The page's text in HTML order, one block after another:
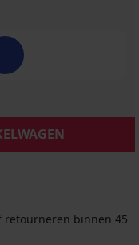
retourneren binnen 45